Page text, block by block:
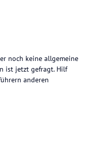
noch keine allgemeine
ist jetzt gefragt. Hilf
anderen